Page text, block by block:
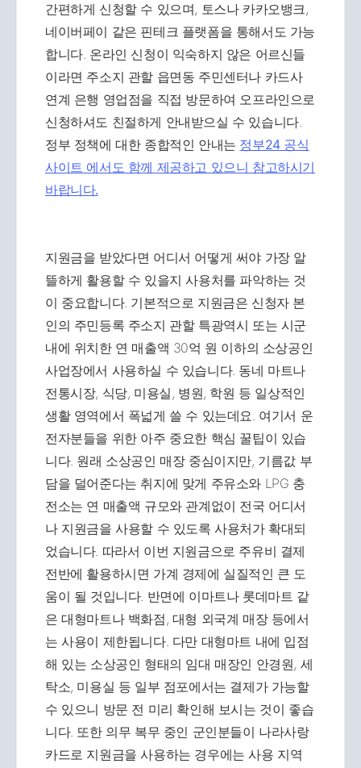
간편하게 신청할 수 있으며, 토스나 카카오뱅크,
네이버페이 같은 핀테크 플랫폼을 통해서도 가능
합니다. 온라인 신청이 익숙하지 않은 어르신들
이라면 주소지 관할 읍면동 주민센터나 카드사
연계 은행 영업점을 직접 방문하여 오프라인으로
신청하셔도 친절하게 안내받으실 수 있습니다.
정부 정책에 대한 종합적인 안내는 정부24 공식
사이트 에서도 함께 제공하고 있으니 참고하시기
바랍니다.
지원금을 받았다면 어디서 어떻게 써야 가장 알
뜰하게 활용할 수 있을지 사용처를 파악하는 것
이 중요합니다. 기본적으로 지원금은 신청자 본
인의 주민등록 주소지 관할 특광역시 또는 시군
내에 위치한 연 매출액 30억 원 이하의 소상공인
사업장에서 사용하실 수 있습니다. 동네 마트나
전통시장, 식당, 미용실, 병원, 학원 등 일상적인
생활 영역에서 폭넓게 쓸 수 있는데요. 여기서 운
전자분들을 위한 아주 중요한 핵심 꿀팁이 있습
니다. 원래 소상공인 매장 중심이지만, 기름값 부
담을 덜어준다는 취지에 맞게 주유소와 LPG 충
전소는 연 매출액 규모와 관계없이 전국 어디서
나 지원금을 사용할 수 있도록 사용처가 확대되
었습니다. 따라서 이번 지원금으로 주유비 결제
전반에 활용하시면 가계 경제에 실질적인 큰 도
움이 될 것입니다. 반면에 이마트나 롯데마트 같
은 대형마트나 백화점, 대형 외국계 매장 등에서
는 사용이 제한됩니다. 다만 대형마트 내에 입점
해 있는 소상공인 형태의 임대 매장인 안경원, 세
탁소, 미용실 등 일부 점포에서는 결제가 가능할
수 있으니 방문 전 미리 확인해 보시는 것이 좋습
니다. 또한 의무 복무 중인 군인분들이 나라사랑
카드로 지원금을 사용하는 경우에는 사용 지역